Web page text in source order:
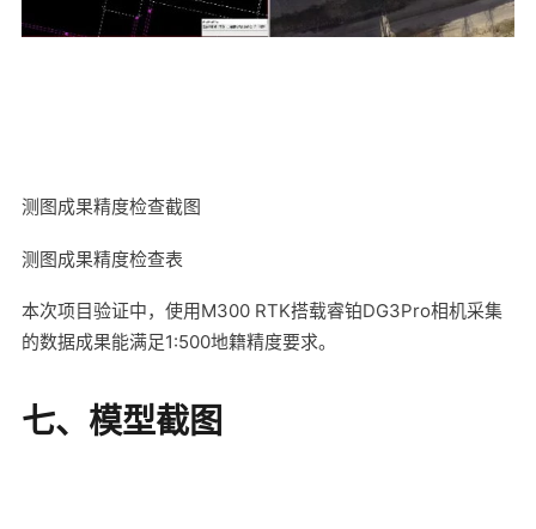
测图成果精度检查截图
测图成果精度检查表
本次项目验证中，使用M300 RTK搭载睿铂DG3Pro相机采集
的数据成果能满足1:500地籍精度要求。
七、模型截图